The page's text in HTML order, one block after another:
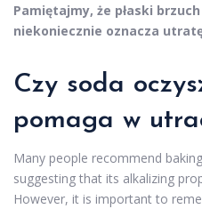
Pamiętajmy, że płaski
niekoniecznie oznacza
Czy soda
pomaga w
Many people recommend
suggesting that its alkalizing
However, it is important to